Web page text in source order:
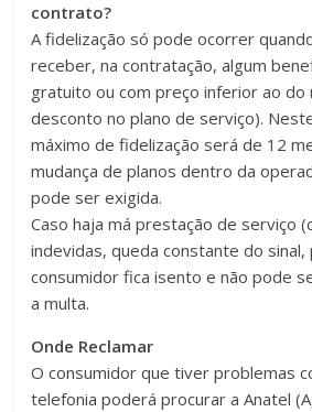
contrato?
A fidelização só pode ocorrer
receber, na contratação, algum
gratuito ou com preço inferior ao do
desconto no plano de serviço).
máximo de fidelização será de 12
mudança de planos dentro da
pode ser exigida.
Caso haja má prestação de serviço
indevidas, queda constante do
consumidor fica isento e não pode
a multa.
Onde Reclamar
O consumidor que tiver problemas
telefonia poderá procurar a Anatel